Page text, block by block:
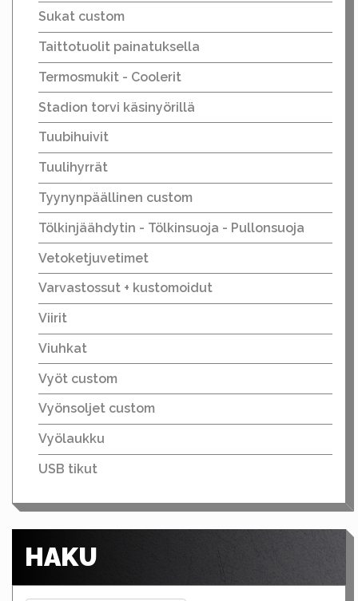
Sukat custom
Taittotuolit painatuksella
Termosmukit - Coolerit
Stadion torvi käsinyörillä
Tuubihuivit
Tuulihyrrät
Tyynynpäällinen custom
Tölkinjäähdytin - Tölkinsuoja - Pullonsuoja
Vetoketjuvetimet
Varvastossut + kustomoidut
Viirit
Viuhkat
Vyöt custom
Vyönsoljet custom
Vyölaukku
USB tikut
HAKU